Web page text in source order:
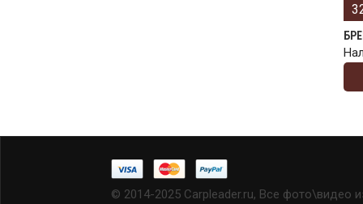
© 2014-2025 Carpleader.ru, Все фото\видео